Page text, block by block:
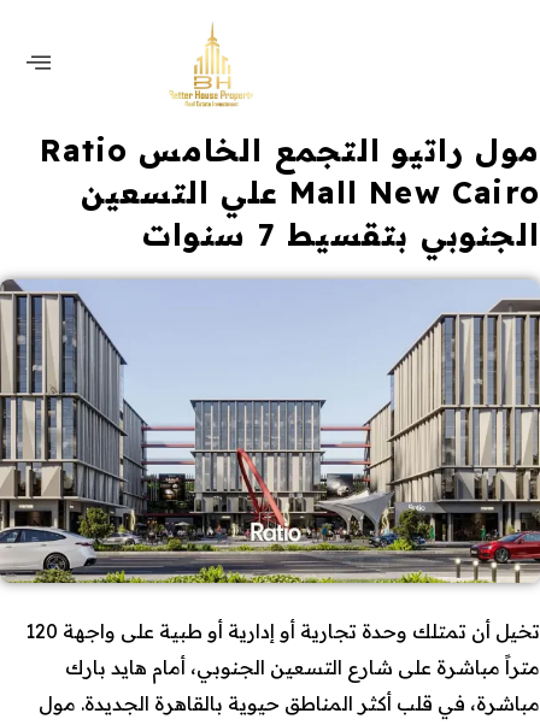
مول راتيو التجمع الخامس Ratio
Mall New Cairo علي التسعين
الجنوبي بتقسيط 7 سنوات
تخيل أن تمتلك وحدة تجارية أو إدارية أو طبية على واجهة 120
متراً مباشرة على شارع التسعين الجنوبي، أمام هايد بارك
مباشرة، في قلب أكثر المناطق حيوية بالقاهرة الجديدة. مول